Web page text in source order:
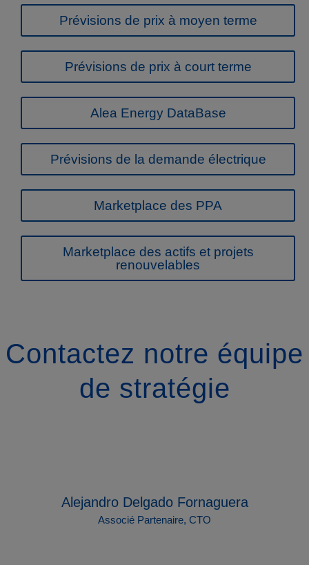
Prévisions de prix à moyen terme
Prévisions de prix à court terme
Alea Energy DataBase
Prévisions de la demande électrique
Marketplace des PPA
Marketplace des actifs et projets
renouvelables
Contactez notre équipe
de stratégie
Alejandro Delgado Fornaguera
Associé Partenaire, CTO